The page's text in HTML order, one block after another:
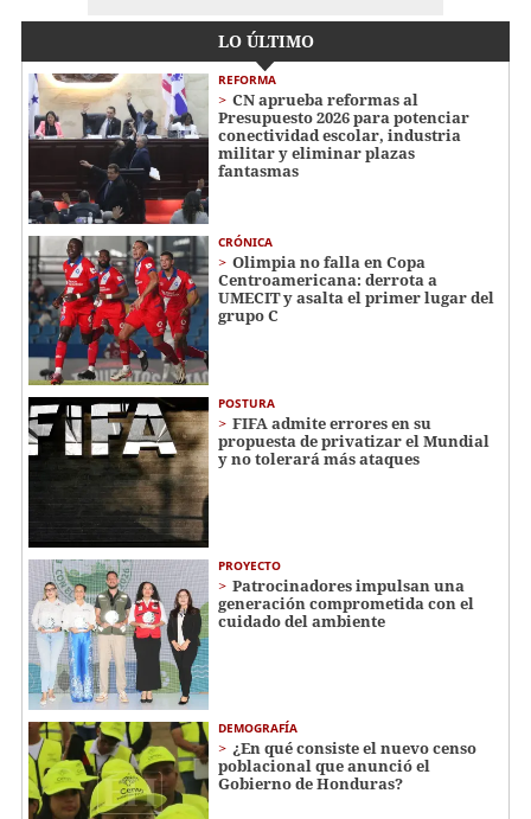
LO ÚLTIMO
REFORMA
CN aprueba reformas al
Presupuesto 2026 para potenciar
conectividad escolar, industria
militar y eliminar plazas
fantasmas
CRÓNICA
Olimpia no falla en Copa
Centroamericana: derrota a
UMECIT y asalta el primer lugar del
grupo C
POSTURA
FIFA admite errores en su
propuesta de privatizar el Mundial
y no tolerará más ataques
PROYECTO
Patrocinadores impulsan una
generación comprometida con el
cuidado del ambiente
DEMOGRAFÍA
¿En qué consiste el nuevo censo
poblacional que anunció el
Gobierno de Honduras?